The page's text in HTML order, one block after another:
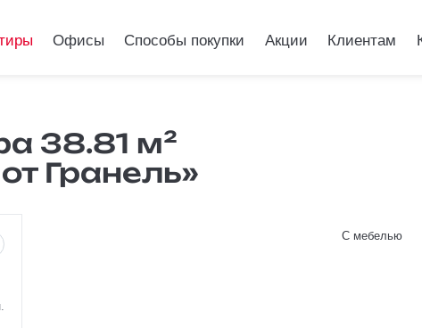
Офисы Способы покупки Акции Клиентам
квартира
от
38.81 м²
Гранель»
С мебелью